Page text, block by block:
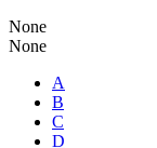
None
None
A
B
C
D